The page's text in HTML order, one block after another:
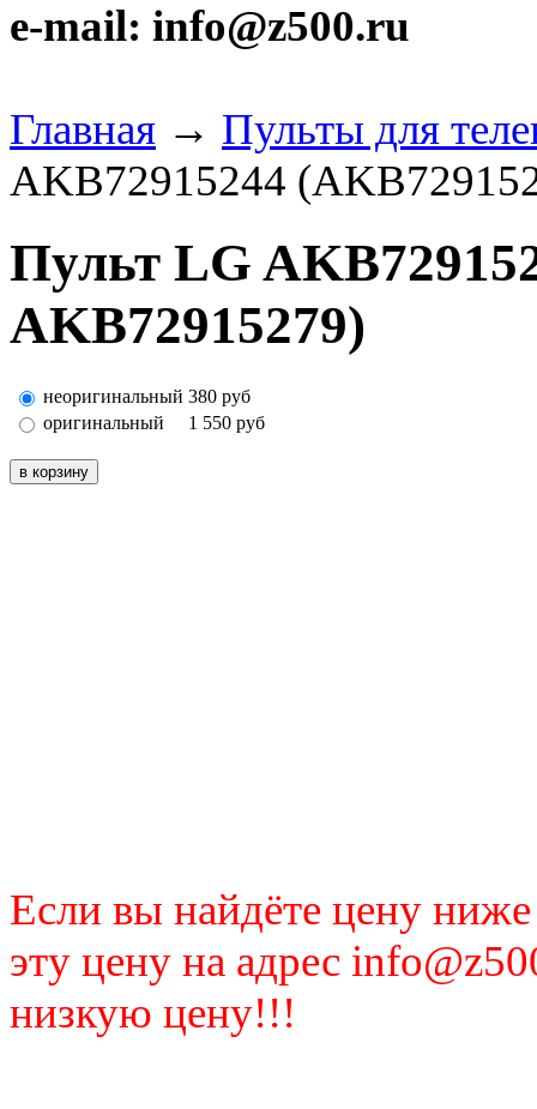
e-mail: info@z500.ru
Главная → Пульты для
AKB72915244
Пульт LG
AKB72915279)
неоригинальный 380 руб
оригинальный
1 550 руб
Если вы найдёте цену
эту цену на адрес
низкую цену!!!